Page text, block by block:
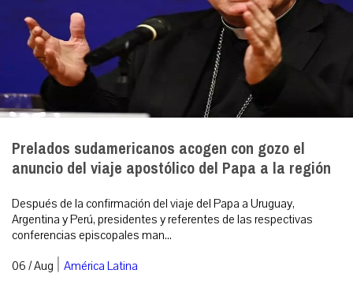
Prelados sudamericanos acogen con gozo el
anuncio del viaje apostólico del Papa a la región
Después de la confirmación del viaje del Papa a Uruguay,
Argentina y Perú, presidentes y referentes de las respectivas
conferencias episcopales man...
06 / Aug | América Latina